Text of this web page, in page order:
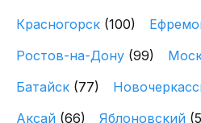
Красногорск (100)
Ростов-на-Дону (99)
Батайск (77)
Аксай (66) Яблоновский